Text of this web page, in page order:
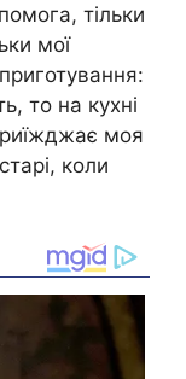
тільки
мої
то на кухні
моя
коли